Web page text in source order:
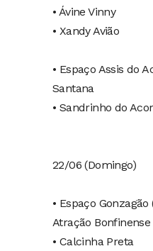
• Ávine Vinny ⁠
• Xandy Avião
• Espaço Assis do
Santana
• Sandrinho do
22/06 (Domingo)
• Espaço
Atração Bonfinense
• Calcinha Preta ⁠